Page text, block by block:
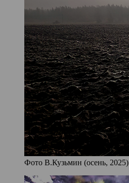
Фото В.Кузьмин (осень, 2025)